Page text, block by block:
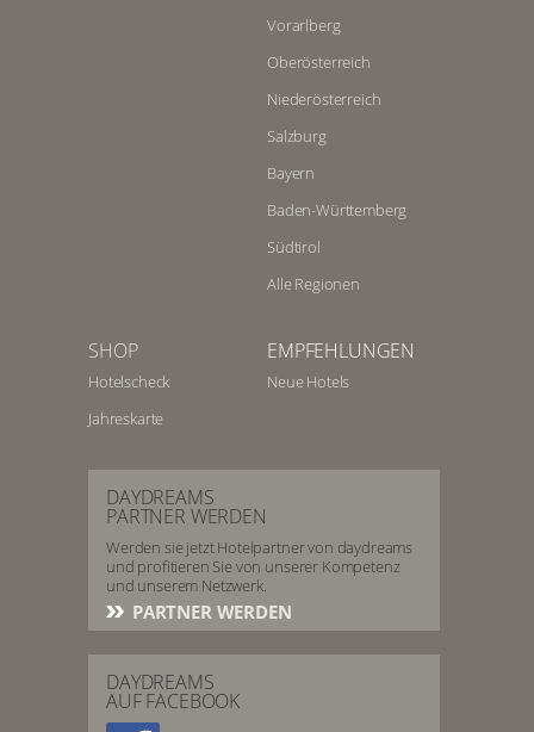
Vorarlberg
Oberösterreich
Niederösterreich
Salzburg
Bayern
Baden-Württemberg
Südtirol
Alle Regionen
SHOP
Hotelscheck
Jahreskarte
EMPFEHLUNGEN
Neue Hotels
DAYDREAMS
PARTNER WERDEN
Werden sie jetzt Hotelpartner von daydreams
und profitieren Sie von unserer Kompetenz
und unserem Netzwerk.
PARTNER WERDEN
DAYDREAMS
AUF FACEBOOK